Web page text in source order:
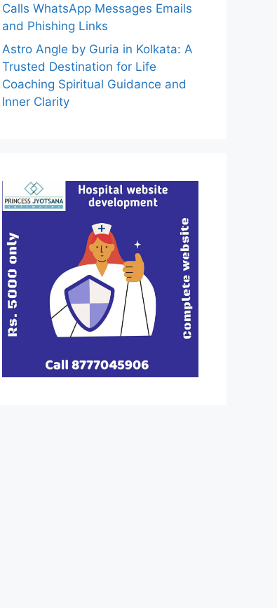
Calls WhatsApp Messages Emails
and Phishing Links
Astro Angle by Guria in Kolkata: A
Trusted Destination for Life
Coaching Spiritual Guidance and
Inner Clarity